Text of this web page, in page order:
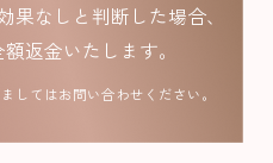
なしと判断した場合、
返金いたします。
してはお問い合わせください。